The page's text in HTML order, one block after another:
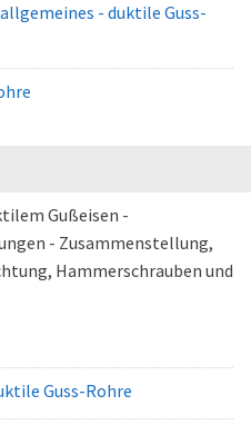
- duktile Guss-
Gußeisen -
- Zusammenstellung,
Hammerschrauben und
Guss-Rohre